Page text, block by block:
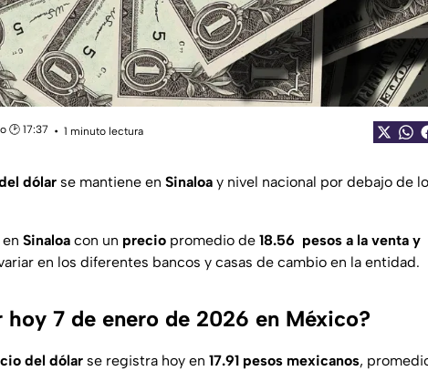
🕑 17:37
1 minuto lectura
dólar se mantiene en Sinaloa y nivel nacional por debajo de
Sinaloa con un precio promedio de 18.56 pesos a la venta y
en los diferentes bancos y casas de cambio en la entidad.
7 de enero de 2026 en México?
del dólar se registra hoy en 17.91 pesos mexicanos,